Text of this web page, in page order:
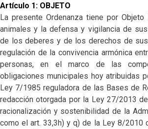
Artículo 1: OBJETO
La presente Ordenanza tiene por
animales y la defensa y vigilancia de
de los deberes y de los derechos de
regulación de la convivencia armónica
personas, en el marco de las
obligaciones municipales hoy atribuidas
Ley 7/1985 reguladora de las Bases de
redacción otorgada por la Ley 27/2013
racionalización y sostenibilidad de la
como el art. 33,3h) y q) de la Ley 8/2010